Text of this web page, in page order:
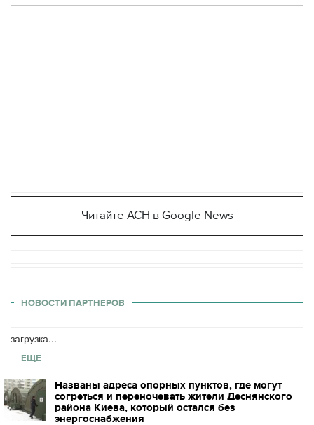
Читайте АСН в Google News
НОВОСТИ ПАРТНЕРОВ
загрузка...
ЕЩЕ
Названы адреса опорных пунктов, где могут
согреться и переночевать жители Деснянского
района Киева, который остался без
энергоснабжения